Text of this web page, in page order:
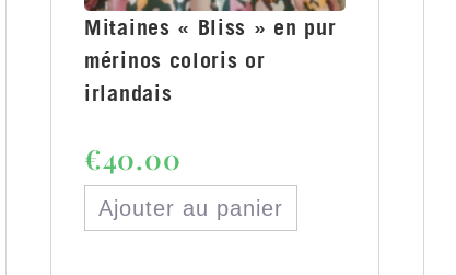
Mitaines « Bliss » en pur
mérinos coloris or
irlandais
€40.00
Ajouter au panier